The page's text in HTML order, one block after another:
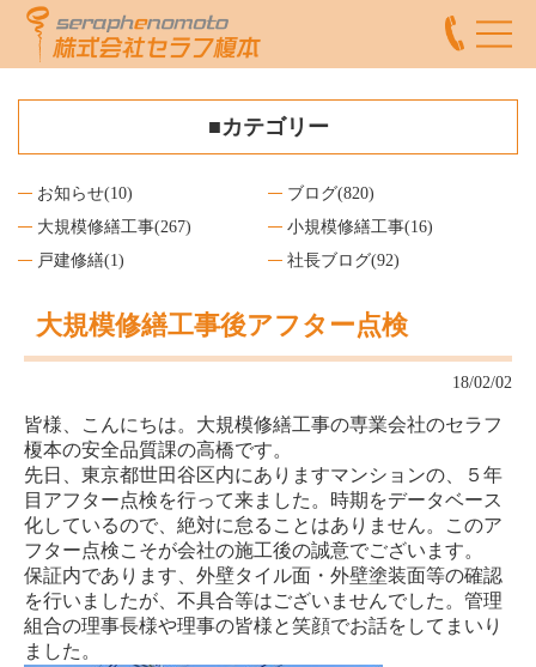
■カテゴリー
お知らせ(10) ブログ(820)
大規模修繕工事(267) 小規模修繕工事(16)
戸建修繕(1) 社長ブログ(92)
大規模修繕工事後アフター点検
18/02/02
皆様、こんにちは。大規模修繕工事の専業会社のセラフ
榎本の安全品質課の高橋です。
先日、東京都世田谷区内にありますマンションの、５年
目アフター点検を行って来ました。時期をデータベース
化しているので、絶対に怠ることはありません。このア
フター点検こそが会社の施工後の誠意でございます。
保証内であります、外壁タイル面・外壁塗装面等の確認
を行いましたが、不具合等はございませんでした。管理
組合の理事長様や理事の皆様と笑顔でお話をしてまいり
ました。